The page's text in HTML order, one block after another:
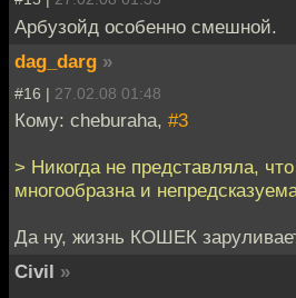
Арбузойд особенно смешной.
dag_darg »
#16 | 27.02.08 01:48
Кому: cheburaha, #3
> Никогда не представляла,
многообразна и
Да ну, жизнь КОШЕК
Civil »